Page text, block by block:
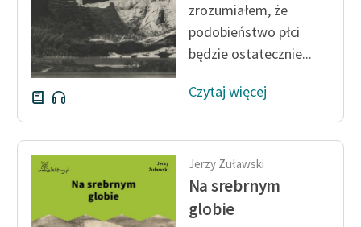
Odkurzamy bohaterów
Szkoła Poezji Wolnych
Lektur
O nas
Kontakt
O projekcie
zrozumiałem, że
podobieństwo płci
będzie ostatecznie...
Czytaj więcej
Jerzy Żuławski
Na srebrnym
globie